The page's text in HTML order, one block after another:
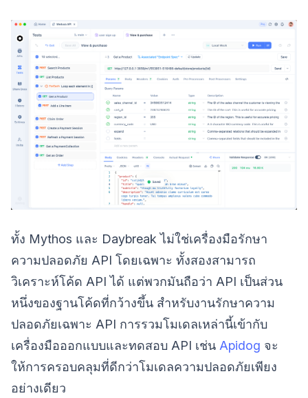
ทั้ง Mythos และ Daybreak ไม่ใช่เครื่องมือรักษา
ความปลอดภัย API โดยเฉพาะ ทั้งสองสามารถ
วิเคราะห์โค้ด API ได้ แต่พวกมันถือว่า API เป็นส่วน
หนึ่งของฐานโค้ดที่กว้างขึ้น สำหรับงานรักษาความ
ปลอดภัยเฉพาะ API การรวมโมเดลเหล่านี้เข้ากับ
เครื่องมือออกแบบและทดสอบ API เช่น Apidog จะ
ให้การครอบคลุมที่ดีกว่าโมเดลความปลอดภัยเพียง
อย่างเดียว